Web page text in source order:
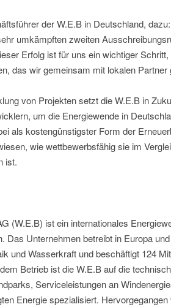
der W.E.B in Deutschland,
umkämpften zweiten
Erfolg ist für uns ein wichtiger
das wir gemeinsam mit lokalen Partner
von Projekten setzt die W.E.B in
um die Energiewende in
als kostengünstigster Form der
wie wettbewerbsfähig sie im
ist.
(W.E.B) ist ein internationales
Das Unternehmen betreibt in Europa
und Wasserkraft und beschäftigt 124
Betrieb ist die W.E.B auf die
Serviceleistungen an
Energie spezialisiert.